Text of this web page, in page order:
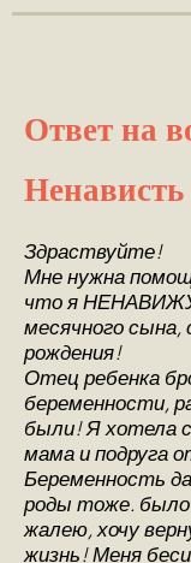
Ответ на
Здраствуйте!
Мне нужна
что я НЕНАВИЖУ
месячного сына,
рождения!
Отец ребенка
беременности,
были! Я хотела
мама и подруга
Беременность
роды тоже. было
жалею, хочу
жизнь! Меня